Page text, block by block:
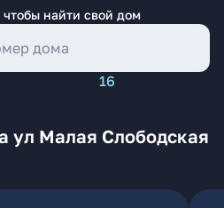
чтобы найти свой дом
16
ул Малая Слободская